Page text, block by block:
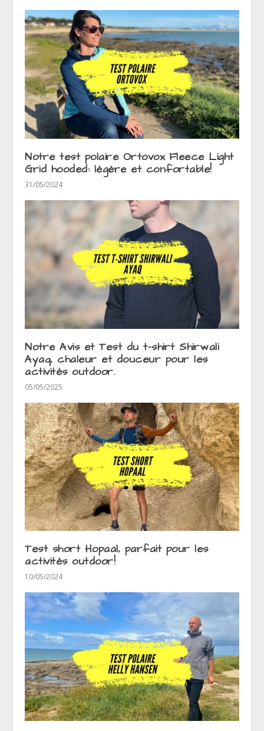
Notre test polaire Ortovox Fleece Light
Grid hooded: légère et confortable!
31/05/2024
Notre Avis et Test du t-shirt Shirwali
Ayaq, chaleur et douceur pour les
activités outdoor.
05/05/2025
Test short Hopaal, parfait pour les
activités outdoor!
10/05/2024